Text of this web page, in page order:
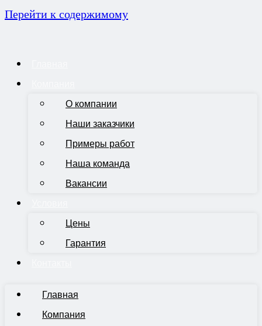
Перейти к содержимому
О компании
Наши заказчики
Примеры работ
Наша команда
Вакансии
Цены
Гарантия
Главная
Компания